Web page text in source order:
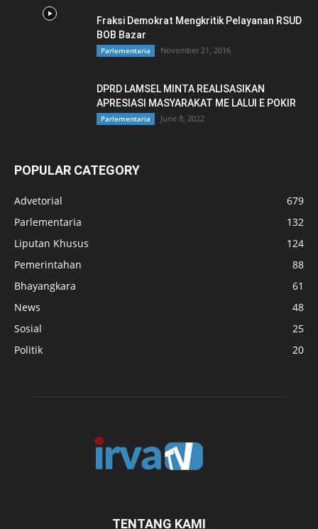
Fraksi Demokrat Mengkritik Pelayanan RSUD
BOB Bazar
Parlementaria November 21, 2016
DPRD LAMSEL MINTA REALISASIKAN
APRESIASI MASYARAKAT ME LALUI E POKIR
Parlementaria June 8, 2022
POPULAR CATEGORY
Advetorial
679
Parlementaria
132
Liputan Khusus
124
Pemerintahan
88
Bhayangkara
61
News
48
Sosial
25
Politik
20
TENTANG KAMI